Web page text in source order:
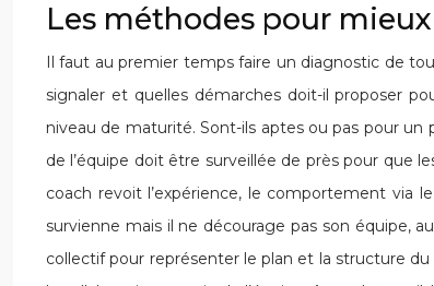
Les méthodes pour
Il faut au premier temps faire un diagnostic de
signaler et quelles démarches doit-il proposer
niveau de maturité. Sont-ils aptes ou pas pour un
de l’équipe doit être surveillée de près pour que
coach revoit l’expérience, le comportement via
survienne mais il ne décourage pas son équipe,
collectif pour représenter le plan et la structure